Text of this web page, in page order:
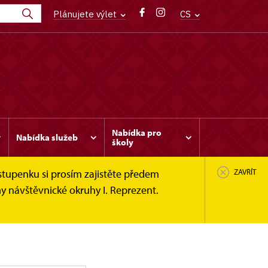
Plánujete výlet CS
Nabídka služeb
Nabídka pro
školy
si prosím zajistěte předem
okruhy I. Reprezent.
ZAVŘÍT